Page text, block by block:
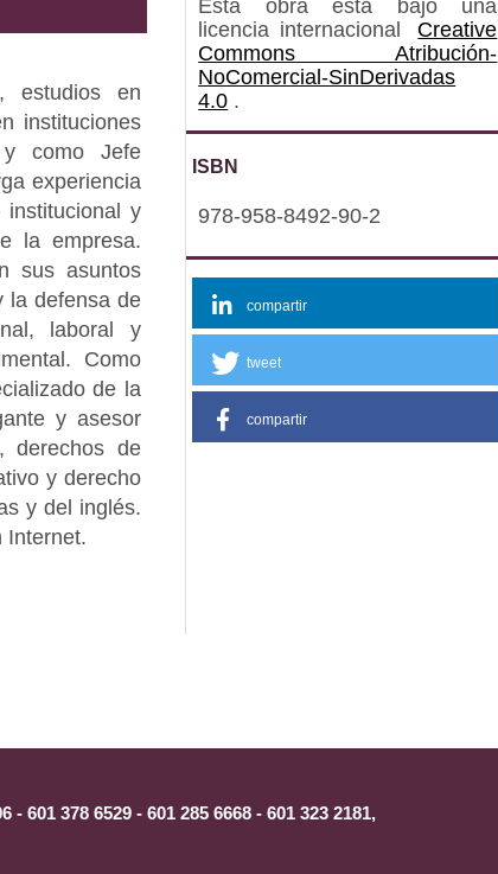
estudios en
instituciones
y como Jefe
experiencia
institucional y
la empresa.
sus asuntos
la defensa de
laboral y
Como
de la
y asesor
derechos de
y derecho
y del inglés.
Internet.
Esta obra está bajo una
licencia internacional
Creative
Commons Atribución-
NoComercial-SinDerivadas
4.0 .
ISBN
978-958-8492-90-2
compartir
tweet
compartir
601 378 6529 - 601 285 6668 - 601 323 2181,